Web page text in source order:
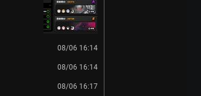
08/06 16:14
08/06 16:14
08/06 16:17